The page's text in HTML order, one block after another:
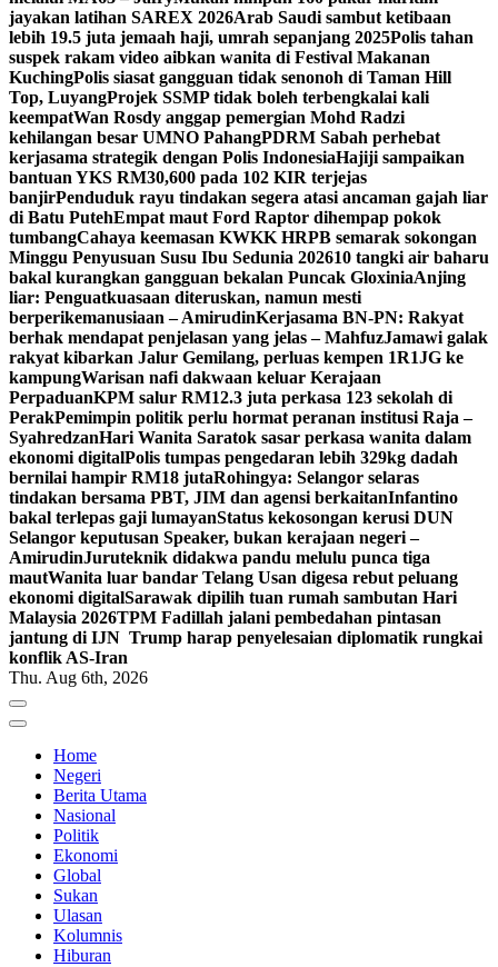
jayakan latihan SAREX 2026Arab Saudi sambut ketibaan
lebih 19.5 juta jemaah haji, umrah sepanjang 2025Polis tahan
suspek rakam video aibkan wanita di Festival Makanan
KuchingPolis siasat gangguan tidak senonoh di Taman Hill
Top, LuyangProjek SSMP tidak boleh terbengkalai kali
keempatWan Rosdy anggap pemergian Mohd Radzi
kehilangan besar UMNO PahangPDRM Sabah perhebat
kerjasama strategik dengan Polis IndonesiaHajiji sampaikan
bantuan YKS RM30,600 pada 102 KIR terjejas
banjirPenduduk rayu tindakan segera atasi ancaman gajah liar
di Batu PutehEmpat maut Ford Raptor dihempap pokok
tumbangCahaya keemasan KWKK HRPB semarak sokongan
Minggu Penyusuan Susu Ibu Sedunia 202610 tangki air baharu
bakal kurangkan gangguan bekalan Puncak GloxiniaAnjing
liar: Penguatkuasaan diteruskan, namun mesti
berperikemanusiaan – AmirudinKerjasama BN-PN: Rakyat
berhak mendapat penjelasan yang jelas – MahfuzJamawi galak
rakyat kibarkan Jalur Gemilang, perluas kempen 1R1JG ke
kampungWarisan nafi dakwaan keluar Kerajaan
PerpaduanKPM salur RM12.3 juta perkasa 123 sekolah di
PerakPemimpin politik perlu hormat peranan institusi Raja –
SyahredzanHari Wanita Saratok sasar perkasa wanita dalam
ekonomi digitalPolis tumpas pengedaran lebih 329kg dadah
bernilai hampir RM18 jutaRohingya: Selangor selaras
tindakan bersama PBT, JIM dan agensi berkaitanInfantino
bakal terlepas gaji lumayanStatus kekosongan kerusi DUN
Selangor keputusan Speaker, bukan kerajaan negeri –
AmirudinJuruteknik didakwa pandu melulu punca tiga
mautWanita luar bandar Telang Usan digesa rebut peluang
ekonomi digitalSarawak dipilih tuan rumah sambutan Hari
Malaysia 2026TPM Fadillah jalani pembedahan pintasan
jantung di IJN Trump harap penyelesaian diplomatik rungkai
konflik AS-Iran
Thu. Aug 6th, 2026
Home
Negeri
Berita Utama
Nasional
Politik
Ekonomi
Global
Sukan
Ulasan
Kolumnis
Hiburan